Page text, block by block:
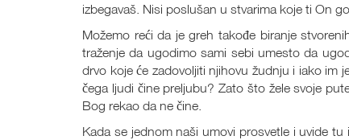
izbegavaš. Nisi poslušan u stvarima koje ti On
Možemo reći da je greh takođe biranje
traženje da ugodimo sami sebi umesto da
drvo koje će zadovoljiti njihovu žudnju i iako im
čega ljudi čine preljubu? Zato što žele svoje
Bog rekao da ne čine.
Kada se jednom naši umovi prosvetle i uvide